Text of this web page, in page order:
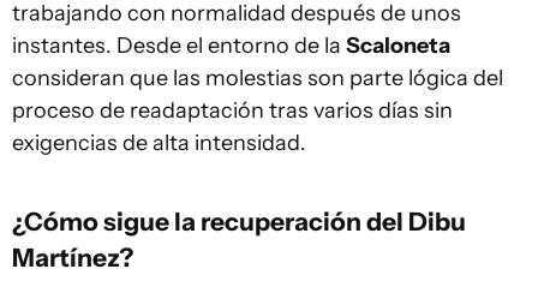
trabajando con normalidad después de unos
instantes. Desde el entorno de la Scaloneta
consideran que las molestias son parte lógica del
proceso de readaptación tras varios días sin
exigencias de alta intensidad.
¿Cómo sigue la recuperación del Dibu
Martínez?